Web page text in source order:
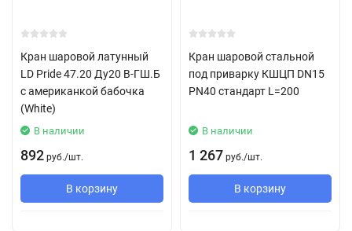
Кран шаровой латунный
LD Pride 47.20 Ду20 В-ГШ.Б
с американкой бабочка
(White)
В наличии
892 руб./шт.
В корзину
Кран шаровой стальной
под приварку КШЦП DN15
PN40 стандарт L=200
В наличии
1 267 руб./шт.
В корзину